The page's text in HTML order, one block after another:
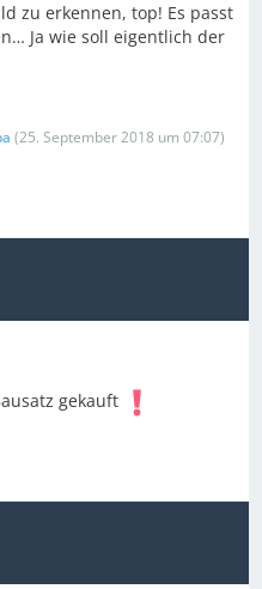
zu erkennen, top! Es passt
Ja wie soll eigentlich der
(25. September 2018 um 07:07)
gekauft